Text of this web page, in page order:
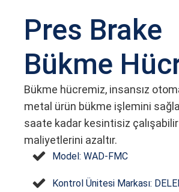
Pres Brake
Bükme
Bükme hücremiz, insansız
metal ürün bükme işlemini
saate kadar kesintisiz
maliyetlerini azaltır.
Model: WAD-FMC
Kontrol Ünitesi Markası: